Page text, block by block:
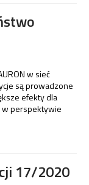
w sieć
są prowadzone
efekty dla
perspektywie
17/2020